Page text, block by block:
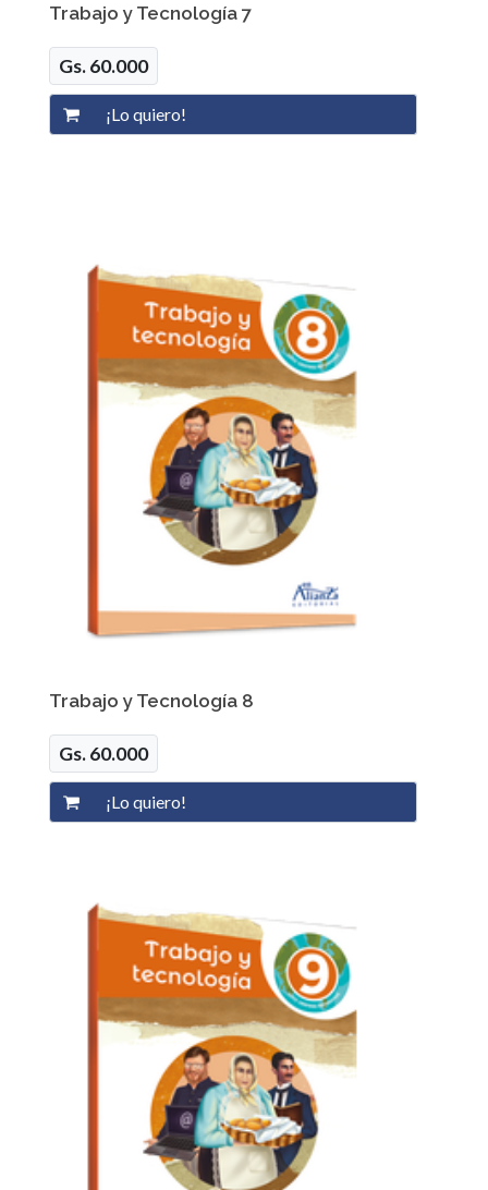
Trabajo y Tecnología 7
Gs. 60.000
Trabajo y Tecnología 8
Gs. 60.000